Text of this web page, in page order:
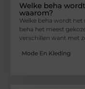
Welke beha
waarom?
Welke beha wordt
beha het meest
verschillen want met
Mode En Kleding